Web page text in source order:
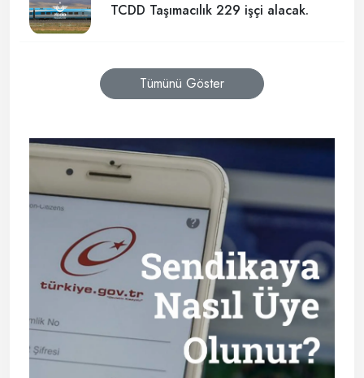
TCDD Taşımacılık 229 işçi alacak.
Tümünü Göster